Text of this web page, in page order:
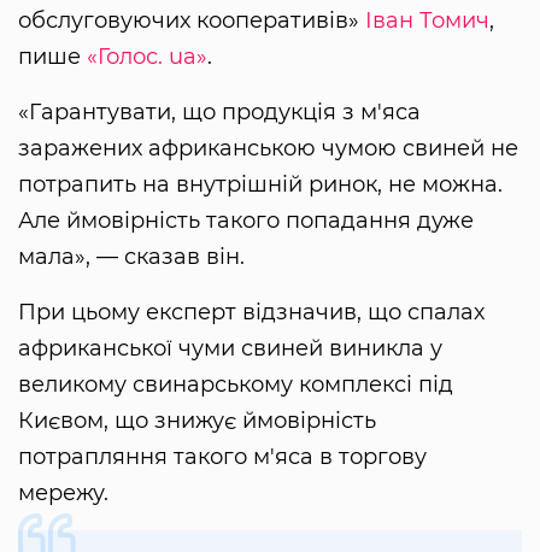
обслуговуючих кооперативів» Іван Томич,
пише «Голос. ua».
«Гарантувати, що продукція з м'яса
заражених африканською чумою свиней не
потрапить на внутрішній ринок, не можна.
Але ймовірність такого попадання дуже
мала», — сказав він.
При цьому експерт відзначив, що спалах
африканської чуми свиней виникла у
великому свинарському комплексі під
Києвом, що знижує ймовірність
потрапляння такого м'яса в торгову
мережу.